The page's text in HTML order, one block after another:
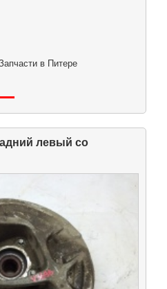
в Питере
левый со